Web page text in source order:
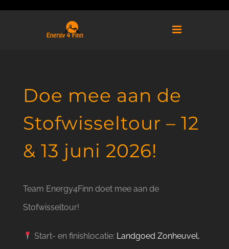
Doe mee aan de
Stofwisseltour – 12
& 13 juni 2026!
Team Energy4Finn doet mee aan de
Stofwisseltour!
Start- en finishlocatie: Landgoed Zonheuvel,